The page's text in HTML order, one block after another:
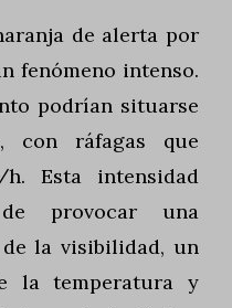
de alerta por
fenómeno intenso.
podrían situarse
ráfagas que
Esta intensidad
provocar una
la visibilidad, un
la temperatura y